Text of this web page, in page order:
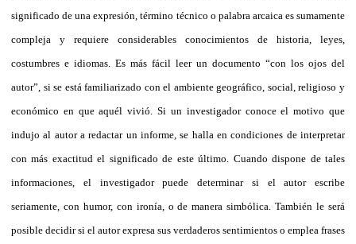
significado de una expresión, término técnico o palabra arcaica es sumamente
compleja y requiere considerables conocimientos de historia, leyes,
costumbres e idiomas. Es más fácil leer un documento “con los ojos del
autor”, si se está familiarizado con el ambiente geográfico, social, religioso y
económico en que aquél vivió. Si un investigador conoce el motivo que
indujo al autor a redactar un informe, se halla en condiciones de interpretar
con más exactitud el significado de este último. Cuando dispone de tales
informaciones, el investigador puede determinar si el autor escribe
seriamente, con humor, con ironía, o de manera simbólica. También le será
posible decidir si el autor expresa sus verdaderos sentimientos o emplea frases